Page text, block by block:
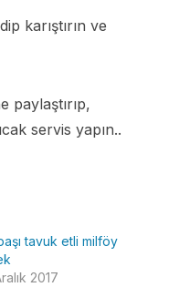
karıştırın ve
paylaştırıp,
servis yapın..
tavuk etli milföy
2017